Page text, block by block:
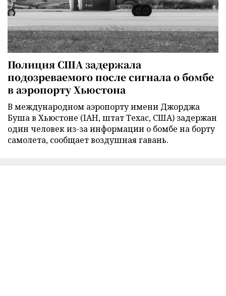
Полиция США задержала
подозреваемого после сигнала о бомбе
в аэропорту Хьюстона
В международном аэропорту имени Джорджа
Буша в Хьюстоне (IAH, штат Техас, США) задержан
один человек из-за информации о бомбе на борту
самолета, сообщает воздушная гавань.